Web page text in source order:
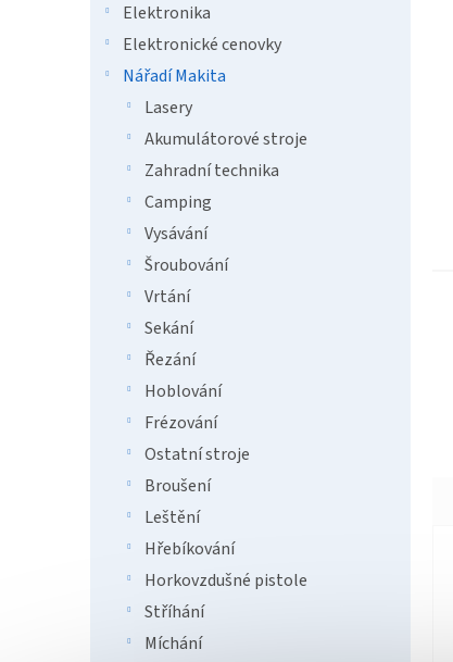
Elektronika
Elektronické cenovky
Nářadí Makita
Lasery
Akumulátorové stroje
Zahradní technika
Camping
Vysávání
Šroubování
Vrtání
Sekání
Řezání
Hoblování
Frézování
Ostatní stroje
Broušení
Leštění
Hřebíkování
Horkovzdušné pistole
Stříhání
Míchání